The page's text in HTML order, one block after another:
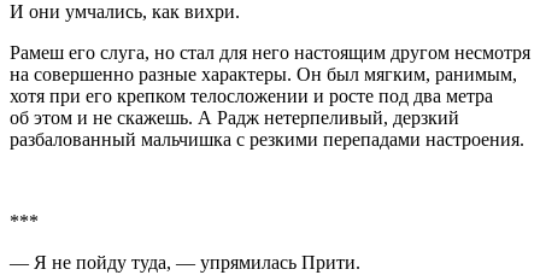
И они умчались, как вихри.
Рамеш его слуга, но стал для него настоящим другом несмотря
на совершенно разные характеры. Он был мягким, ранимым,
хотя при его крепком телосложении и росте под два метра
об этом и не скажешь. А Радж нетерпеливый, дерзкий
разбалованный мальчишка с резкими перепадами настроения.
***
— Я не пойду туда, — упрямилась Прити.